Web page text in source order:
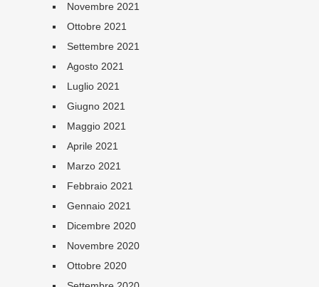
Novembre 2021
Ottobre 2021
Settembre 2021
Agosto 2021
Luglio 2021
Giugno 2021
Maggio 2021
Aprile 2021
Marzo 2021
Febbraio 2021
Gennaio 2021
Dicembre 2020
Novembre 2020
Ottobre 2020